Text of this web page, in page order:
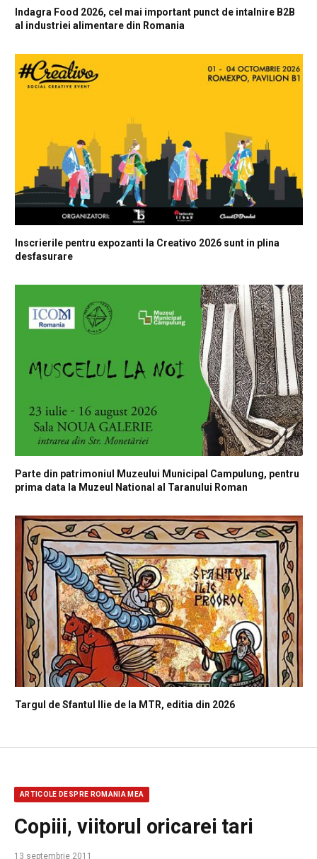
Indagra Food 2026, cel mai important punct de intalnire B2B
al industriei alimentare din Romania
Inscrierile pentru expozanti la Creativo 2026 sunt in plina
desfasurare
Parte din patrimoniul Muzeului Municipal Campulung, pentru
prima data la Muzeul National al Taranului Roman
Targul de Sfantul Ilie de la MTR, editia din 2026
ARTICOLE DESPRE ROMANIA MEA
Copiii, viitorul oricarei tari
13 septembrie 2011